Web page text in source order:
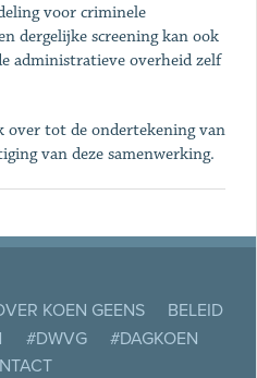
voor criminele
dergelijke screening kan ook
administratieve overheid zelf
over tot de ondertekening van
van deze samenwerking.
KOEN GEENS
BELEID
#DWVG
#DAGKOEN